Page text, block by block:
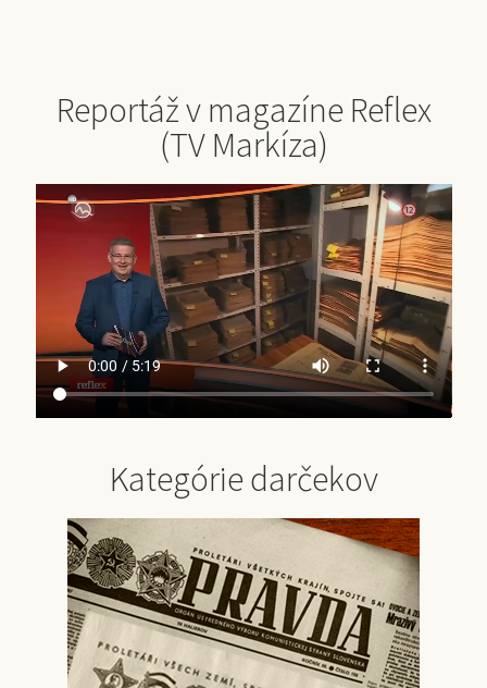
Reportáž v magazíne Reflex
(TV Markíza)
Kategórie darčekov